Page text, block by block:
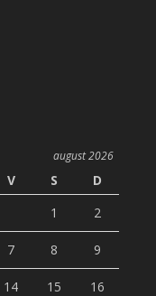
august 2026
V S
D
1
2
7 8 9
14 15 16